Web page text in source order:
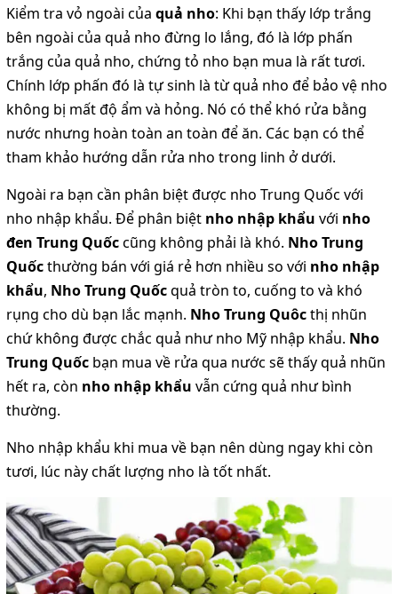
Kiểm tra vỏ ngoài của quả nho: Khi bạn thấy lớp trắng
bên ngoài của quả nho đừng lo lắng, đó là lớp phấn
trắng của quả nho, chứng tỏ nho bạn mua là rất tươi.
Chính lớp phấn đó là tự sinh là từ quả nho để bảo vệ nho
không bị mất độ ẩm và hỏng. Nó có thể khó rửa bằng
nước nhưng hoàn toàn an toàn để ăn. Các bạn có thể
tham khảo hướng dẫn rửa nho trong linh ở dưới.
Ngoài ra bạn cần phân biệt được nho Trung Quốc với
nho nhập khẩu. Để phân biệt nho nhập khẩu với nho
đen Trung Quốccũng không phải là khó. Nho Trung
Quốcthường bán với giá rẻ hơn nhiều so với nho nhập
khẩu, Nho Trung Quốcquả tròn to, cuống to và khó
rụng cho dù bạn lắc mạnh. Nho Trung Quôcthị nhũn
chứ không được chắc quả như nho Mỹ nhập khẩu. Nho
Trung Quốc bạn mua về rửa qua nước sẽ thấy quả nhũn
hết ra, còn nho nhập khẩu vẫn cứng quả như bình
thường.
Nho nhập khẩu khi mua về bạn nên dùng ngay khi còn
tươi, lúc này chất lượng nho là tốt nhất.